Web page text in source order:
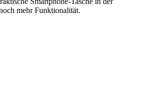
mehr Funktionalität.